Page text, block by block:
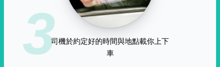
3司機於約定好的時間與地點載你上下
車